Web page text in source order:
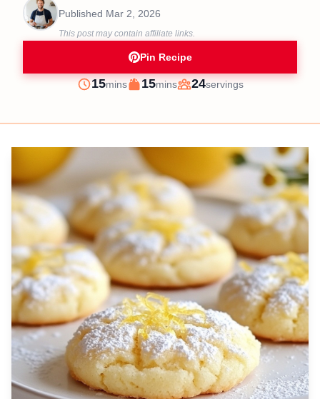
Published Mar 2, 2026
This post may contain affiliate links.
Pin Recipe
Prep
15minutes
mins
Cook
15minutes
mins
Servings
24servings